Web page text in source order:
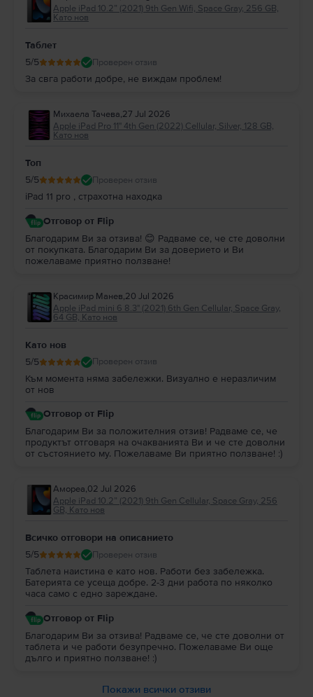
Apple iPad 10.2” (2021) 9th Gen Wifi, Space Gray, 256 GB,
Като нов
Таблет
5/5 Проверен отзив
За свга работи добре, не виждам проблем!
Михаела Тачева,27 Jul 2026
Apple iPad Pro 11" 4th Gen (2022) Cellular, Silver, 128 GB,
Като нов
Топ
5/5 Проверен отзив
iPad 11 pro , страхотна находка
Отговор от Flip
Благодарим Ви за отзива! 😊 Радваме се, че сте доволни
от покупката. Благодарим Ви за доверието и Ви
пожелаваме приятно ползване!
Красимир Манев,20 Jul 2026
Apple iPad mini 6 8.3" (2021) 6th Gen Cellular, Space Gray,
64 GB, Като нов
Като нов
5/5 Проверен отзив
Към момента няма забележки. Визуално е неразличим
от нов
Отговор от Flip
Благодарим Ви за положителния отзив! Радваме се, че
продуктът отговаря на очакванията Ви и че сте доволни
от състоянието му. Пожелаваме Ви приятно ползване! :)
Амореа,02 Jul 2026
Apple iPad 10.2” (2021) 9th Gen Cellular, Space Gray, 256
GB, Като нов
Всичко отговори на описанието
5/5 Проверен отзив
Таблета наистина е като нов. Работи без забележка.
Батерията се усеща добре. 2-3 дни работа по няколко
часа само с едно зареждане.
Отговор от Flip
Благодарим Ви за отзива! Радваме се, че сте доволни от
таблета и че работи безупречно. Пожелаваме Ви още
дълго и приятно ползване! :)
Покажи всички отзиви